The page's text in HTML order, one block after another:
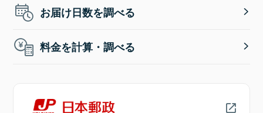
お届け日数を調べる
料金を計算・調べる